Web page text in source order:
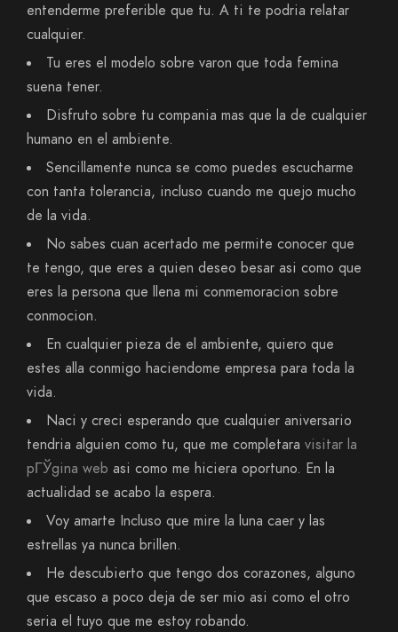
entenderme preferible que tu. A ti te podria relatar
cualquier.
Tu eres el modelo sobre varon que toda femina
suena tener.
Disfruto sobre tu compania mas que la de cualquier
humano en el ambiente.
Sencillamente nunca se como puedes escucharme
con tanta tolerancia, incluso cuando me quejo mucho
de la vida.
No sabes cuan acertado me permite conocer que
te tengo, que eres a quien deseo besar asi­ como que
eres la persona que llena mi conmemoracion sobre
conmocion.
En cualquier pieza de el ambiente, quiero que
estes alla conmigo haciendome empresa para toda la
vida.
Naci y creci esperando que cualquier aniversario
tendria alguien como tu, que me completara visitar la
pГЎgina web asi­ como me hiciera oportuno. En la
actualidad se acabo la espera.
Voy amarte Incluso que mire la luna caer y las
estrellas ya nunca brillen.
He descubierto que tengo dos corazones, alguno
que escaso a poco deja de ser mio asi­ como el otro
seri­a el tuyo que me estoy robando.